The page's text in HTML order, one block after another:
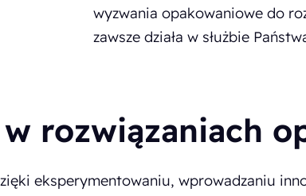
wyzwania opakowaniowe do
zawsze działa w służbie
rozwiązaniach
eksperymentowaniu, wprowadzaniu